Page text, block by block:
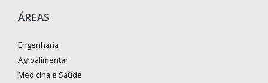
ÁREAS
Engenharia
Agroalimentar
Medicina e Saúde